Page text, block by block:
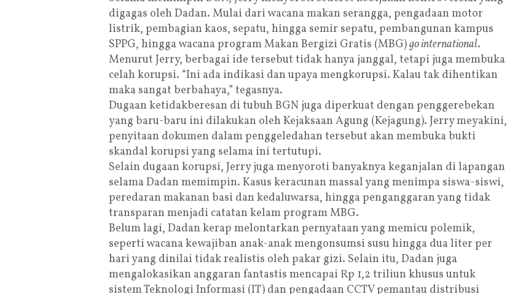
digagas oleh Dadan. Mulai dari wacana makan serangga, pengadaan motor
listrik, pembagian kaos, sepatu, hingga semir sepatu, pembangunan kampus
SPPG, hingga wacana program Makan Bergizi Gratis (MBG)go international.
Menurut Jerry, berbagai ide tersebut tidak hanya janggal, tetapi juga membuka
celah korupsi. “Ini ada indikasi dan upaya mengkorupsi. Kalau tak dihentikan
maka sangat berbahaya,” tegasnya.
Dugaan ketidakberesan di tubuh BGN juga diperkuat dengan penggerebekan
yang baru-baru ini dilakukan oleh Kejaksaan Agung (Kejagung). Jerry meyakini,
penyitaan dokumen dalam penggeledahan tersebut akan membuka bukti
skandal korupsi yang selama ini tertutupi.
Selain dugaan korupsi, Jerry juga menyoroti banyaknya keganjalan di lapangan
selama Dadan memimpin. Kasus keracunan massal yang menimpa siswa-siswi,
peredaran makanan basi dan kedaluwarsa, hingga penganggaran yang tidak
transparan menjadi catatan kelam program MBG.
Belum lagi, Dadan kerap melontarkan pernyataan yang memicu polemik,
seperti wacana kewajiban anak-anak mengonsumsi susu hingga dua liter per
hari yang dinilai tidak realistis oleh pakar gizi. Selain itu, Dadan juga
mengalokasikan anggaran fantastis mencapai Rp 1,2 triliun khusus untuk
sistem Teknologi Informasi (IT) dan pengadaan CCTV pemantau distribusi